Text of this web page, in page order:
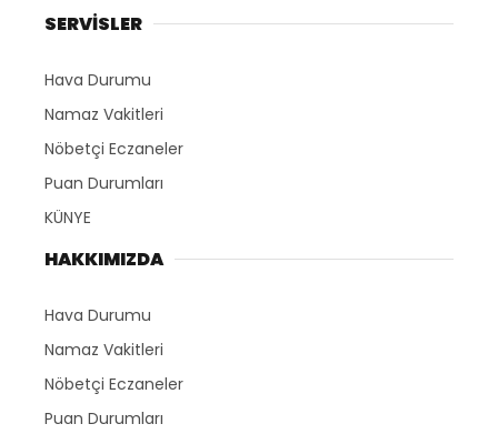
SERVİSLER
Hava Durumu
Namaz Vakitleri
Nöbetçi Eczaneler
Puan Durumları
KÜNYE
HAKKIMIZDA
Hava Durumu
Namaz Vakitleri
Nöbetçi Eczaneler
Puan Durumları